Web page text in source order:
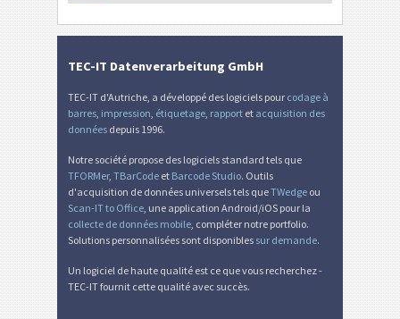
TEC-IT Datenverarbeitung GmbH
TEC-IT d'Autriche, a développé des logiciels pour codage à
barres impression étiquetage rapport et acquisition des
données depuis 1996.
Notre société propose des logiciels standard tels que
TFORMer, TBarCode et Barcode Studio. Outils
d'acquisition de données universels tels queTWedge ou
Scan-IT to Office , une application Android/iOS pour la
collecte de données mobile , compléter notre portfolio.
Solutions personnalisées sont disponibles sur demande.
Un logiciel de haute qualité est ce que vous recherchez -
TEC-IT fournit cette qualité avec succès.